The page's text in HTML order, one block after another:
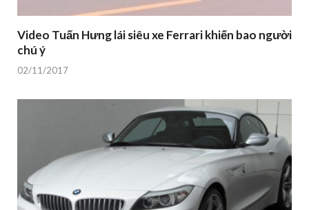
Video Tuấn Hưng lái siêu xe Ferrari khiến bao người
chú ý
02/11/2017